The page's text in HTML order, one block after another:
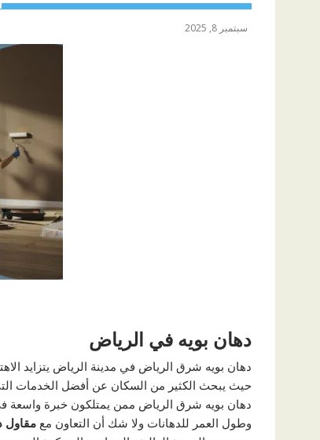
سبتمبر 8, 2025
دهان بويه في الرياض
دهان بويه شرق الرياض في مدينة الرياض يتزايد
حيث يبحث الكثير من السكان عن أفضل الخدمات
دهان بويه شرق الرياض ممن يمتلكون خبرة واسعة في
وطول العمر للدهانات ولا شك أن التعاون مع مقاول